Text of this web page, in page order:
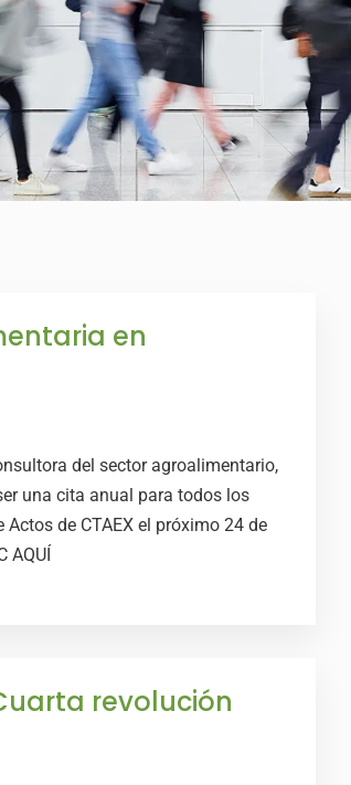
en
del sector agroalimentario,
una cita anual para todos los
de CTAEX el próximo 24 de
AQUÍ
revolución